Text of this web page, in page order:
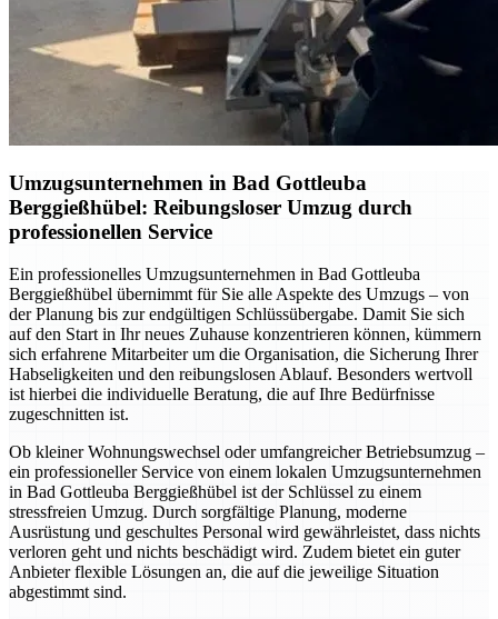
Umzugsunternehmen in Bad Gottleuba
Berggießhübel: Reibungsloser Umzug durch
professionellen Service
Ein professionelles Umzugsunternehmen in Bad Gottleuba
Berggießhübel übernimmt für Sie alle Aspekte des Umzugs – von
der Planung bis zur endgültigen Schlüssübergabe. Damit Sie sich
auf den Start in Ihr neues Zuhause konzentrieren können, kümmern
sich erfahrene Mitarbeiter um die Organisation, die Sicherung Ihrer
Habseligkeiten und den reibungslosen Ablauf. Besonders wertvoll
ist hierbei die individuelle Beratung, die auf Ihre Bedürfnisse
zugeschnitten ist.
Ob kleiner Wohnungswechsel oder umfangreicher Betriebsumzug –
ein professioneller Service von einem lokalen Umzugsunternehmen
in Bad Gottleuba Berggießhübel ist der Schlüssel zu einem
stressfreien Umzug. Durch sorgfältige Planung, moderne
Ausrüstung und geschultes Personal wird gewährleistet, dass nichts
verloren geht und nichts beschädigt wird. Zudem bietet ein guter
Anbieter flexible Lösungen an, die auf die jeweilige Situation
abgestimmt sind.